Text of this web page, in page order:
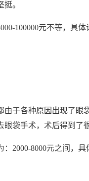
。
100000元不等，具
由于各种原因出现了眼
眼袋手术，术后得到了
：2000-8000元之间，